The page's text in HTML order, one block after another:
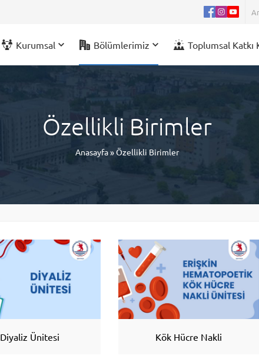
Kurumsal Bölümlerimiz Toplumsal
Özellikli Birimler
Anasayfa»Özellikli Birimler
Diyaliz Ünitesi Kök Hücre Nakli